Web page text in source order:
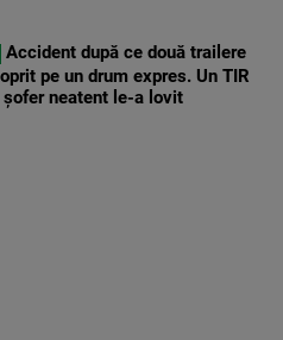
Accident după ce două trailere
pe un drum expres. Un TIR
șofer neatent le-a lovit